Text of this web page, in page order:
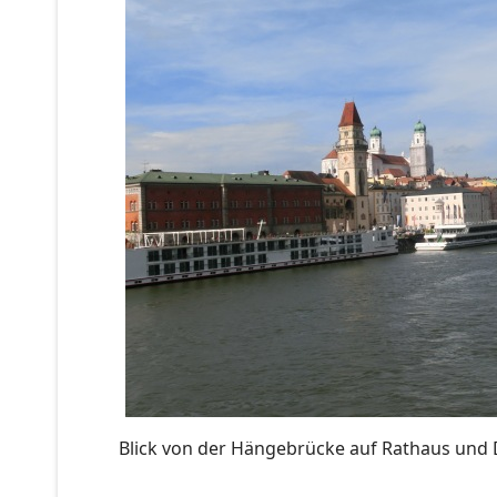
Blick von der Hängebrücke auf Rathaus und